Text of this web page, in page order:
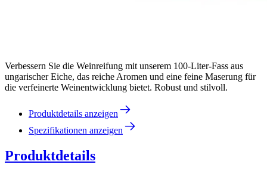
Verbessern Sie die Weinreifung mit unserem 100-Liter-Fass aus
ungarischer Eiche, das reiche Aromen und eine feine Maserung für
die verfeinerte Weinentwicklung bietet. Robust und stilvoll.
Produktdetails anzeigen
Spezifikationen anzeigen
Produktdetails